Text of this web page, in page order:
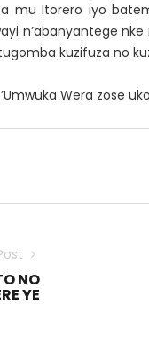
mu Itorero iyo
n’abanyantege
kuzifuza no
Wera zose
NO
YE